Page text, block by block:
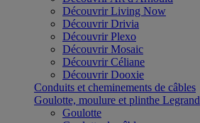
Découvrir Living Now
Découvrir Drivia
Découvrir Plexo
Découvrir Mosaic
Découvrir Céliane
Découvrir Dooxie
Conduits et cheminements de câbles
Goulotte, moulure et plinthe Legrand
Goulotte